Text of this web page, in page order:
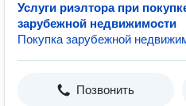
Услуги риэлтора при
зарубежной недвижимости
Покупка зарубежной
Позвонить